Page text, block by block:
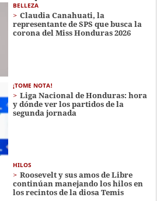
BELLEZA
Claudia Canahuati, la
representante de SPS que busca la
corona del Miss Honduras 2026
¡TOME NOTA!
Liga Nacional de Honduras: hora
y dónde ver los partidos de la
segunda jornada
HILOS
Roosevelt y sus amos de Libre
continúan manejando los hilos en
los recintos de la diosa Temis